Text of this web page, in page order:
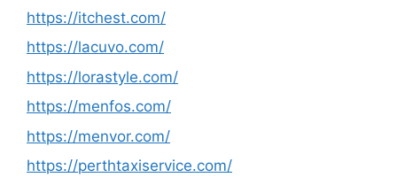
https://itchest.com/
https://lacuvo.com/
https://lorastyle.com/
https://menfos.com/
https://menvor.com/
https://perthtaxiservice.com/